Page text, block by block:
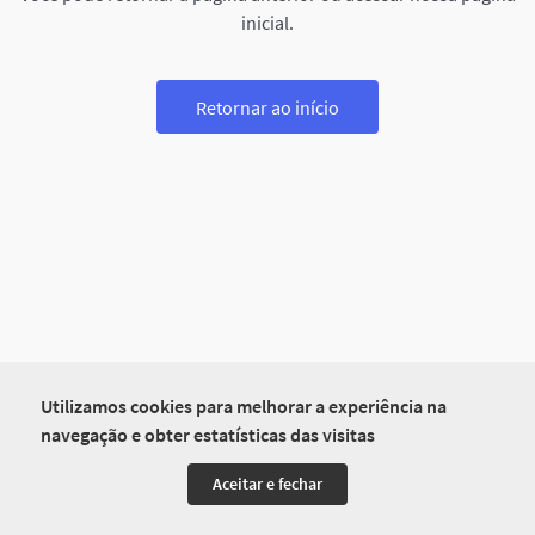
Utilizamos cookies para melhorar a experiência na
navegação e obter estatísticas das visitas
Aceitar e fechar
inicial.
Retornar ao início